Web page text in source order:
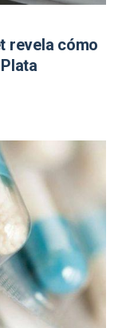
revela cómo